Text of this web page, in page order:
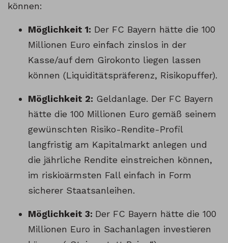
können:
Möglichkeit 1: Der FC Bayern hätte die 100
Millionen Euro einfach zinslos in der
Kasse/auf dem Girokonto liegen lassen
können (Liquiditätspräferenz, Risikopuffer).
Möglichkeit 2: Geldanlage. Der FC Bayern
hätte die 100 Millionen Euro gemäß seinem
gewünschten Risiko-Rendite-Profil
langfristig am Kapitalmarkt anlegen und
die jährliche Rendite einstreichen können,
im riskioärmsten Fall einfach in Form
sicherer Staatsanleihen.
Möglichkeit 3: Der FC Bayern hätte die 100
Millionen Euro in Sachanlagen investieren